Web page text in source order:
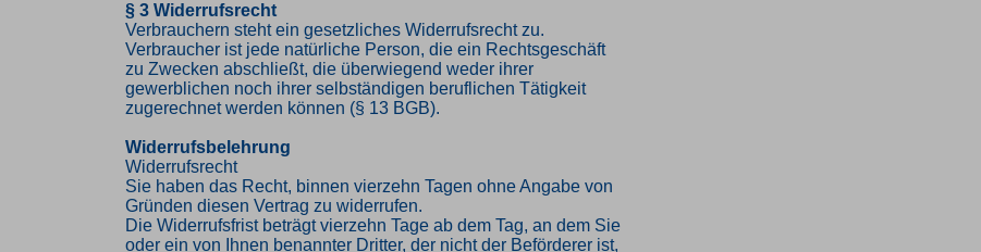
§ 3 Widerrufsrecht
Verbrauchern steht ein gesetzliches Widerrufsrecht zu.
Verbraucher ist jede natürliche Person, die ein Rechtsgeschäft
zu Zwecken abschließt, die überwiegend weder ihrer
gewerblichen noch ihrer selbständigen beruflichen Tätigkeit
zugerechnet werden können (§ 13 BGB).
Widerrufsbelehrung
Widerrufsrecht
Sie haben das Recht, binnen vierzehn Tagen ohne Angabe von
Gründen diesen Vertrag zu widerrufen.
Die Widerrufsfrist beträgt vierzehn Tage ab dem Tag, an dem Sie
oder ein von Ihnen benannter Dritter, der nicht der Beförderer ist,